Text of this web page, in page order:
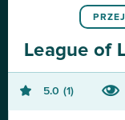
League of
5.0 1